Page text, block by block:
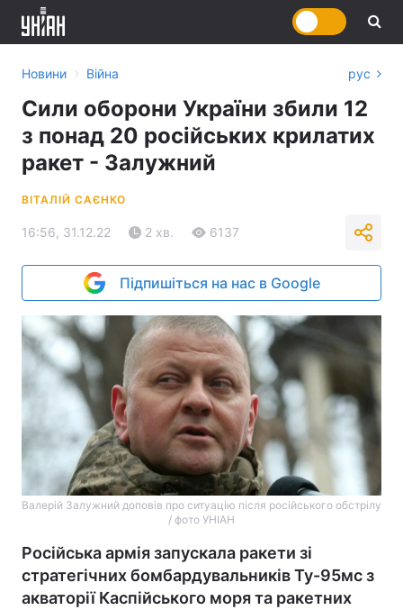
Новини › Війна рус
Сили оборони України збили 12
з понад 20 російських крилатих
ракет - Залужний
ВІТАЛІЙ САЄНКО
16:56, 31.12.22 2 хв. 6137
Підпишіться на нас в Google
Валерій Залужний доповів про ситуацію після російського обстрілу
/ фото УНІАН
Російська армія запускала ракети зі
стратегічних бомбардувальників Ту-95мс з
акваторії Каспійського моря та ракетних